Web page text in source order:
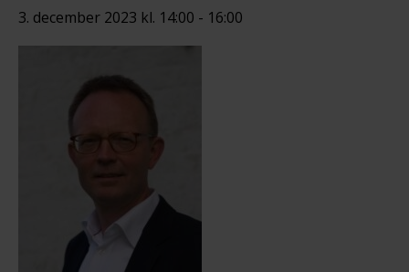
3. december 2023 kl. 14:00 - 16:00